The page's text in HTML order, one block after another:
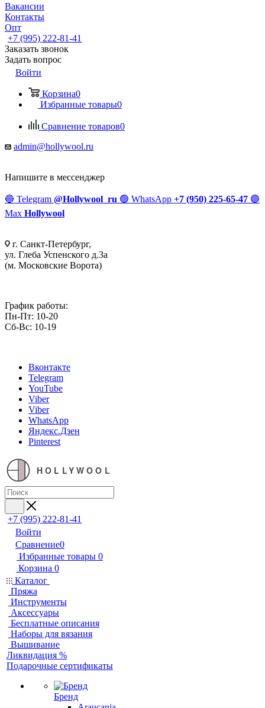
Вакансии
Контакты
Опт
+7 (995) 222-81-41
Заказать звонок
Задать вопрос
Войти
Корзина0
Избранные товары0
Сравнение товаров0
admin@hollywool.ru
Напишите в мессенджер
🔵 Telegram @Hollywool_ru 🟢 WhatsApp +7 (950) 225-65-47 🟣
Max Hollywool
г. Санкт-Петербург,
ул. Глеба Успенского д.3а
(м. Московские Ворота)
График работы:
Пн-Пт: 10-20
Сб-Вс: 10-19
Вконтакте
Telegram
YouTube
Viber
Viber
WhatsApp
Яндекс.Дзен
Pinterest
HOLLYWOOL
+7 (995) 222-81-41
Войти
Сравнение0
Избранные товары 0
Корзина 0
Каталог
Пряжа
Инструменты
Аксессуары
Бесплатные описания
Наборы для вязания
Вышивание
Ликвидация %
Подарочные сертификаты
Бренд